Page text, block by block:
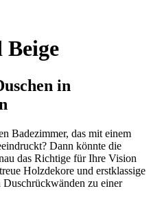
in
Badezimmer, das mit einem
Dann könnte die
das Richtige für Ihre Vision
Holzdekore und erstklassige
zu einer